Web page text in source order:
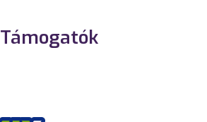
Támogatók